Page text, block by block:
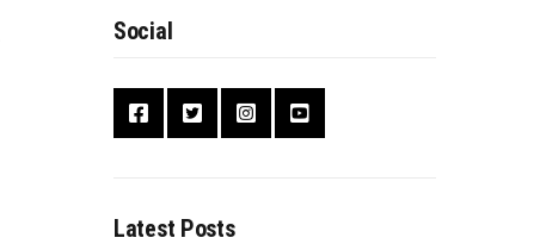
Social
Latest Posts